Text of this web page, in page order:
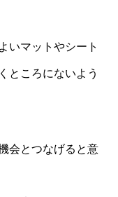
いマットやシート
ところにないよう
会とつなげると意